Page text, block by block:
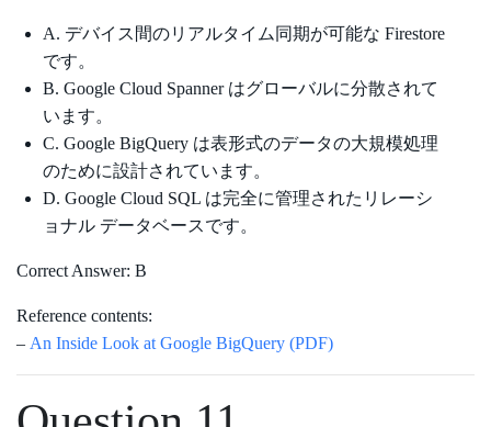
A. デバイス間のリアルタイム同期が可能な Firestore
です。
B. Google Cloud Spanner はグローバルに分散されて
います。
C. Google BigQuery は表形式のデータの大規模処理
のために設計されています。
D. Google Cloud SQL は完全に管理されたリレーシ
ョナル データベースです。
Correct Answer: B
Reference contents:
– An Inside Look at Google BigQuery (PDF)